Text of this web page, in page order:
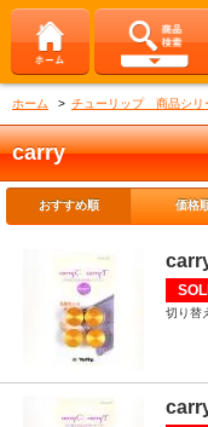
ホーム > チューリップ 商品シリ
carry
おすすめ順 価格
切り替